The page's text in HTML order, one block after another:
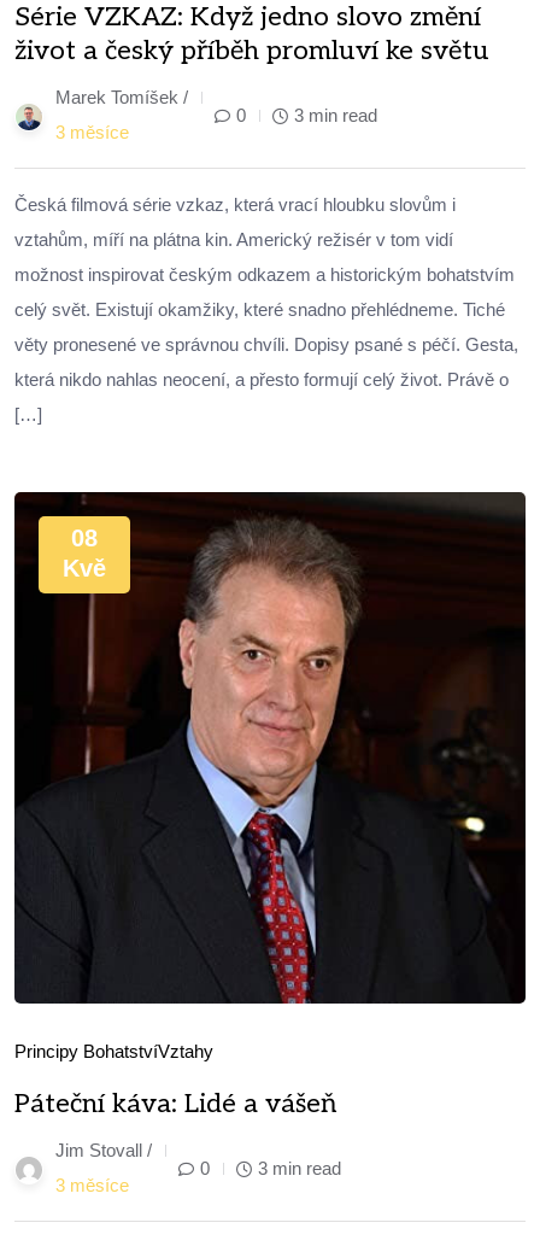
Série VZKAZ: Když jedno slovo změní
život a český příběh promluví ke světu
Marek Tomíšek /
3 měsíce
0 3 min read
Česká filmová série vzkaz, která vrací hloubku slovům i
vztahům, míří na plátna kin. Americký režisér v tom vidí
možnost inspirovat českým odkazem a historickým bohatstvím
celý svět. Existují okamžiky, které snadno přehlédneme. Tiché
věty pronesené ve správnou chvíli. Dopisy psané s péčí. Gesta,
která nikdo nahlas neocení, a přesto formují celý život. Právě o
[…]
08
Kvě
Principy BohatstvíVztahy
Páteční káva: Lidé a vášeň
Jim Stovall /
3 měsíce
0 3 min read